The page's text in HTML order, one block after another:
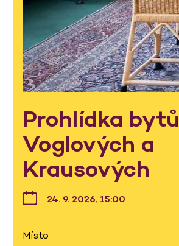
Prohlídka bytů
Voglových a
Krausových
24. 9. 2026, 15:00
Místo